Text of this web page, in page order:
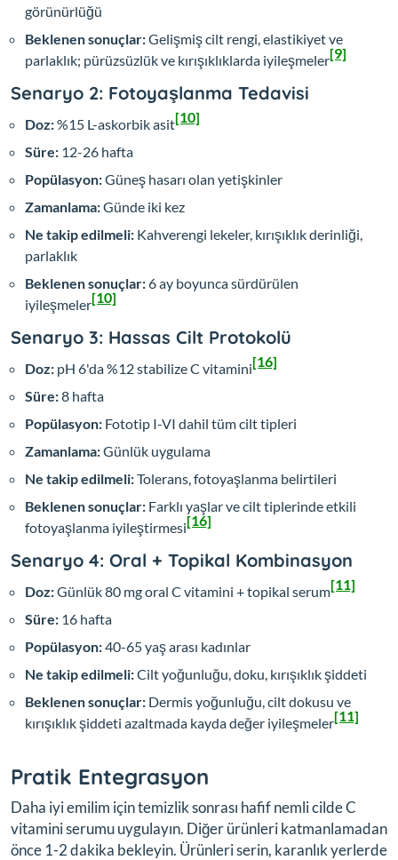
görünürlüğü
Beklenen sonuçlar:Gelişmiş cilt rengi, elastikiyet ve
parlaklık; pürüzsüzlük ve kırışıklıklarda iyileşmeler[9]
Senaryo 2: Fotoyaşlanma Tedavisi
Doz:%15 L-askorbik asit[10]
Süre: 12-26 hafta
Popülasyon:Güneş hasarı olan yetişkinler
Zamanlama:Günde iki kez
Ne takip edilmeli: Kahverengi lekeler, kırışıklık derinliği,
parlaklık
Beklenen sonuçlar:6 ay boyunca sürdürülen
iyileşmeler[10]
Senaryo 3: Hassas Cilt Protokolü
Doz: pH 6'da %12 stabilize C vitamini[16]
Süre:8 hafta
Popülasyon: Fototip I-VI dahil tüm cilt tipleri
Zamanlama:Günlük uygulama
Ne takip edilmeli:Tolerans, fotoyaşlanma belirtileri
Beklenen sonuçlar: Farklı yaşlar ve cilt tiplerinde etkili
fotoyaşlanma iyileştirmesi[16]
Senaryo 4: Oral + Topikal Kombinasyon
Doz:Günlük 80 mg oral C vitamini + topikal serum[11]
Süre: 16 hafta
Popülasyon:40-65 yaş arası kadınlar
Ne takip edilmeli:Cilt yoğunluğu, doku, kırışıklık şiddeti
Beklenen sonuçlar: Dermis yoğunluğu, cilt dokusu ve
kırışıklık şiddeti azaltmada kayda değer iyileşmeler[11]
Pratik Entegrasyon
Daha iyi emilim için temizlik sonrası hafif nemli cilde C
vitamini serumu uygulayın. Diğer ürünleri katmanlamadan
önce 1-2 dakika bekleyin. Ürünleri serin, karanlık yerlerde